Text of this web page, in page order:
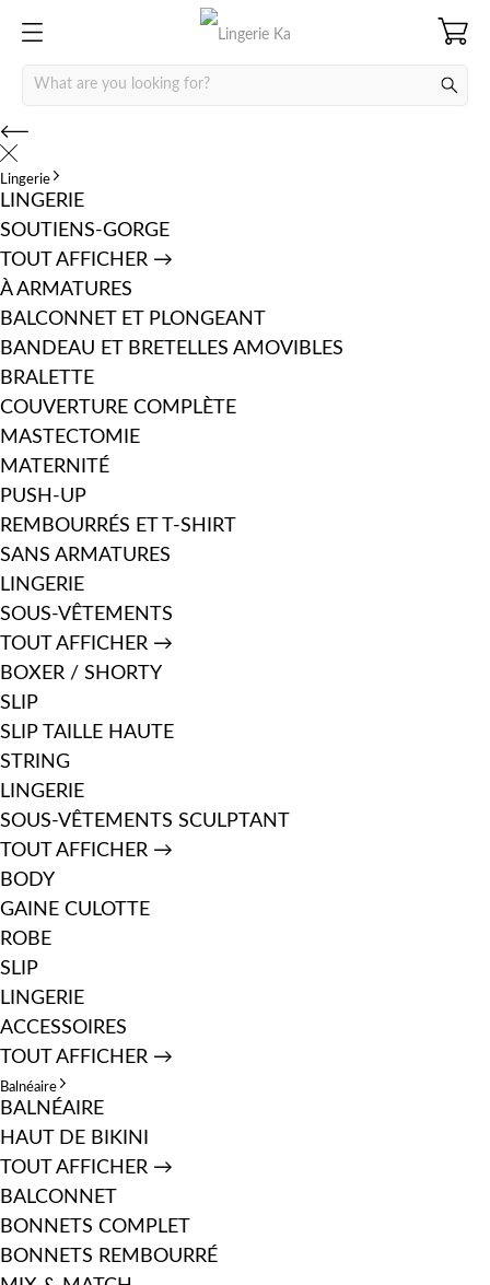
Lingerie
LINGERIE
SOUTIENS-GORGE
TOUT AFFICHER →
À ARMATURES
BALCONNET ET PLONGEANT
BANDEAU ET BRETELLES AMOVIBLES
BRALETTE
COUVERTURE COMPLÈTE
MASTECTOMIE
MATERNITÉ
PUSH-UP
REMBOURRÉS ET T-SHIRT
SANS ARMATURES
LINGERIE
SOUS-VÊTEMENTS
TOUT AFFICHER →
BOXER / SHORTY
SLIP
SLIP TAILLE HAUTE
STRING
LINGERIE
SOUS-VÊTEMENTS SCULPTANT
TOUT AFFICHER →
BODY
GAINE CULOTTE
ROBE
SLIP
LINGERIE
ACCESSOIRES
TOUT AFFICHER →
Balnéaire
BALNÉAIRE
HAUT DE BIKINI
TOUT AFFICHER →
BALCONNET
BONNETS COMPLET
BONNETS REMBOURRÉ